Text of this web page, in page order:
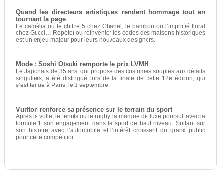
Quand les directeurs artistiques rendent hommage tout en
tournant la page
Le camélia ou le chiffre 5 chez Chanel, le bambou ou l’imprimé floral
chez Gucci… Répéter ou réinventer les codes des maisons historiques
est un enjeu majeur pour leurs nouveaux designers.
Mode : Soshi Otsuki remporte le prix LVMH
Le Japonais de 35 ans, qui propose des costumes souples aux détails
singuliers, a été distingué lors de la finale de cette 12e édition, qui
s’est tenue à Paris, le 3 septembre.
Vuitton renforce sa présence sur le terrain du sport
Après la voile, le tennis ou le rugby, la marque de luxe poursuit avec la
formule 1 son engagement dans le sport de haut niveau. Surfant sur
son histoire avec l’automobile et l’intérêt croissant du grand public
pour cette compétition.